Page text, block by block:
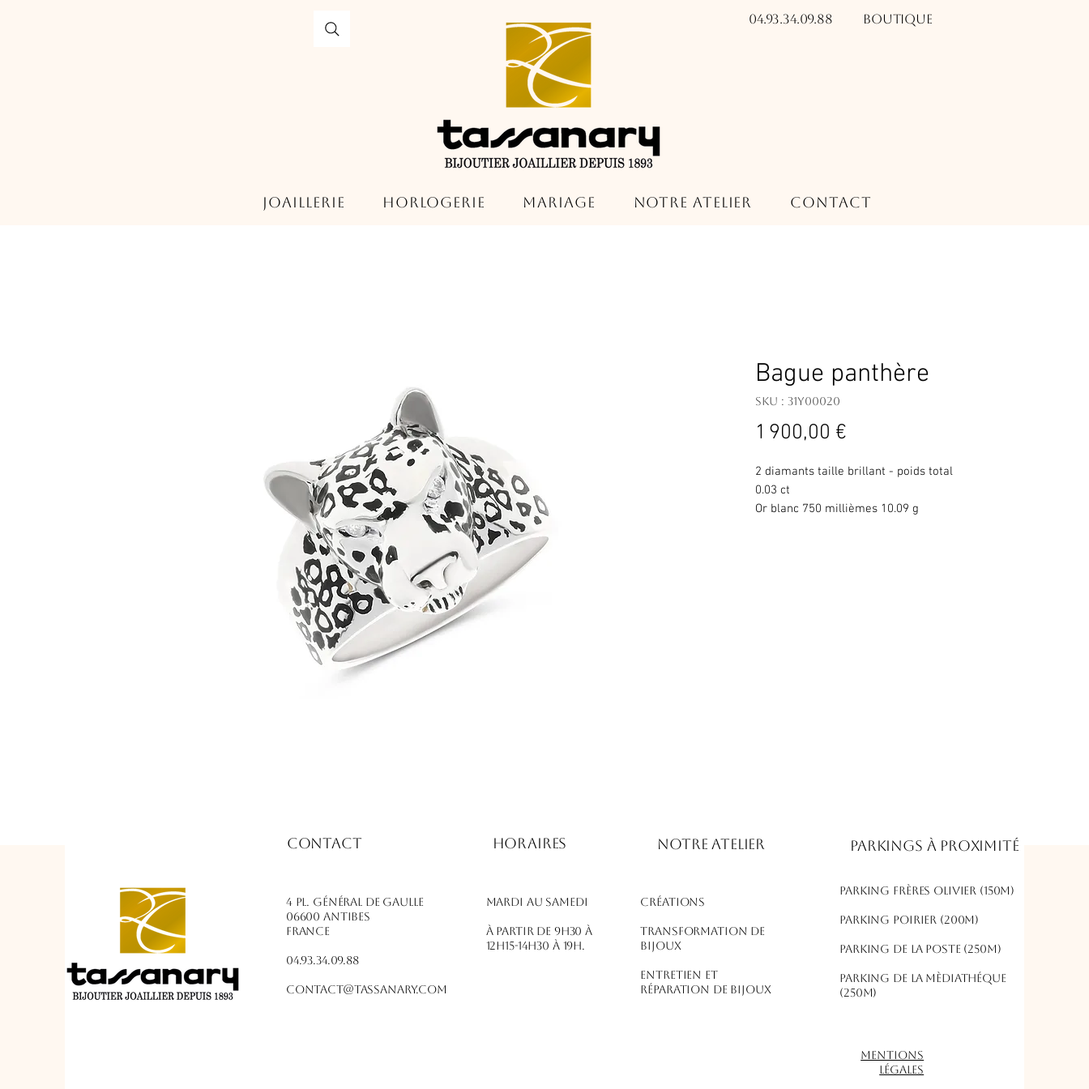
04.93.34.09.88​​ Boutique
Joaillerie Horlogerie Mariage Notre Atelier Contact
Bague panthère
SKU : 31Y00020
1 900,00 €
2 diamants taille brillant - poids total
0.03 ct
Or blanc 750 millièmes 10.09 g
Contact
4 PL. Général de Gaulle
06600 Antibes
France
04.93.34.09.88
contact@tassanary.com
Horaires
Mardi au Samedi
À partir de 9h30 à
12h15-14h30 à 19h.
notre atelier
Créations
Transformation de
bijoux
Entretien et
réparation de bijoux
Parkings à proximité
Parking frères olivier (150m)
​Parking poirier (200m)
parking de la poste (250m)
parking de la mèdiathéque
(250m)
Mentions
légales